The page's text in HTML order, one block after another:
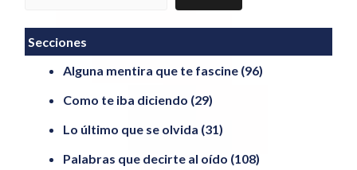
Secciones
Alguna mentira que te fascine (96)
Como te iba diciendo (29)
Lo último que se olvida (31)
Palabras que decirte al oído (108)